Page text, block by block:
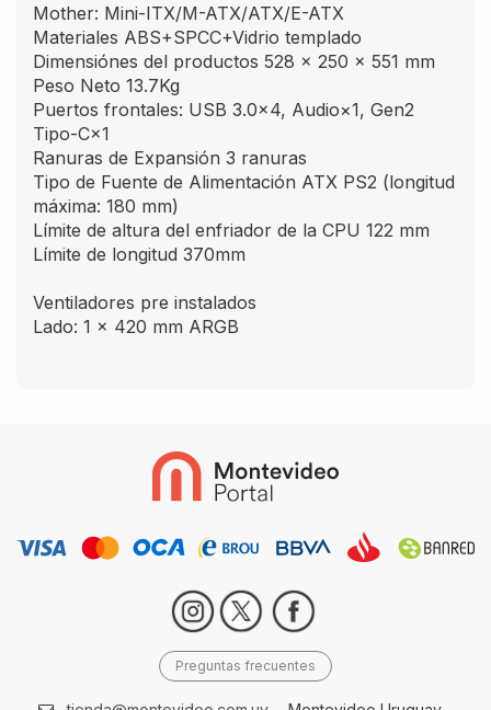
Mother: Mini-ITX/M-ATX/ATX/E-ATX
Materiales ABS+SPCC+Vidrio templado
Dimensiónes del productos 528 × 250 × 551 mm
Peso Neto 13.7Kg
Puertos frontales: USB 3.0×4, Audio×1, Gen2
Tipo-C×1
Ranuras de Expansión 3 ranuras
Tipo de Fuente de Alimentación ATX PS2 (longitud
máxima: 180 mm)
Límite de altura del enfriador de la CPU 122 mm
Límite de longitud 370mm
Ventiladores pre instalados
Lado: 1 × 420 mm ARGB
Preguntas frecuentes